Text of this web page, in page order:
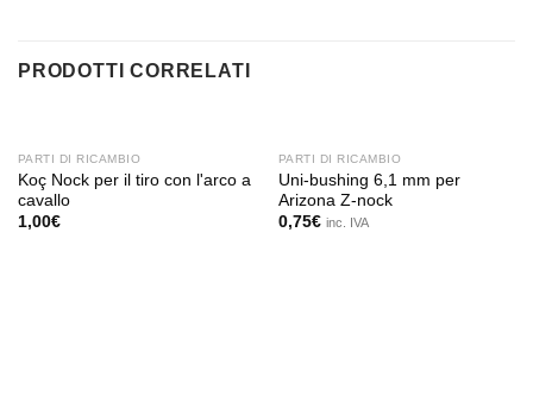
PRODOTTI CORRELATI
PARTI DI RICAMBIO
Koç Nock per il tiro con l'arco a
cavallo
1,00€
PARTI DI RICAMBIO
Uni-bushing 6,1 mm per
Arizona Z-nock
0,75€ inc. IVA